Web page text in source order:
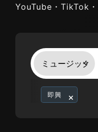
YouTube・TikTok・
即興